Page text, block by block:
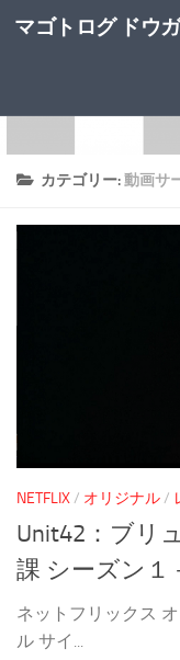
マゴトログ ドウ
カテゴリー:動画サ
NETFLIX/ オリジナル/
Unit42：ブリ
課 シーズン１
ネットフリックス
ル サイ...